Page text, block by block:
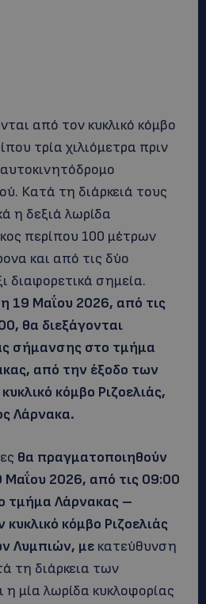
από τον κυκλικό κόμβο
τρία χιλιόμετρα πριν
Κατά τη διάρκειά τους
η δεξιά λωρίδα
περίπου 100 μέτρων
και από τις δύο
διαφορετικά σημεία.
19 Μαΐου 2026, από τις
θα διεξάγονται
σήμανσης στο τμήμα
από την έξοδο των
κόμβο Ριζοελιάς,
Λάρνακα.
θα πραγματοποιηθούν
Μαΐου 2026, από τις 09:00
τμήμα Λάρνακας –
κόμβο Ριζοελιάς
Λυμπιών, με κατεύθυνση
τη διάρκεια των
η μία λωρίδα κυκλοφορίας